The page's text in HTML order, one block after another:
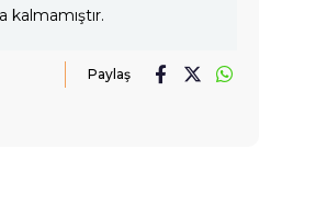
kalmamıştır.
Paylaş